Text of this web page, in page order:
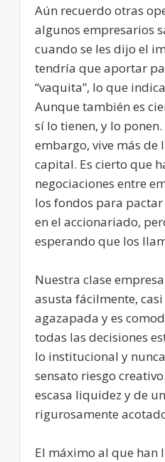
Aún recuerdo otras
algunos empresarios
cuando se les dijo el
tendría que aportar
“vaquita”, lo que
Aunque también es
sí lo tienen, y lo ponen.
embargo, vive más de
capital. Es cierto que
negociaciones entre
los fondos para
en el accionariado,
esperando que los
Nuestra clase
asusta fácilmente,
agazapada y es
todas las decisiones
lo institucional y
sensato riesgo
escasa liquidez y de
rigurosamente
El máximo al que han